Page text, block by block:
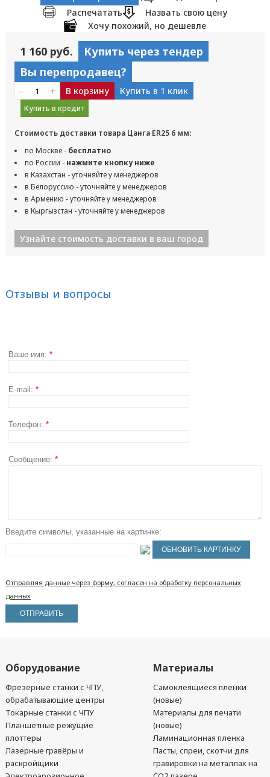
Распечатать
Назвать свою цену
Хочу похожий, но дешевле
1 160 руб.
Купить через тендер
Вы перепродавец?
– + В корзину Купить в 1 клик
Купить в кредит
Стоимость доставки товара Цанга ER25 6 мм:
по Москве - бесплатно
по России - нажмите кнопку ниже
в Казахстан - уточняйте у менеджеров
в Белоруссию - уточняйте у менеджеров
в Армению - уточняйте у менеджеров
в Кыргызстан - уточняйте у менеджеров
Узнайте стоимость доставки в ваш город
Отзывы и вопросы
Ваше имя: *
E-mail: *
Телефон: *
Сообщение: *
Введите символы, указанные на картинке:
Отправляя данные через форму, согласен на обработку персональных
данных
Оборудование
Фрезерные станки с ЧПУ,
обрабатывающие центры
Токарные станки с ЧПУ
Планшетные режущие
плоттеры
Лазерные гравёры и
раскройщики
Материалы
Самоклеящиеся пленки
(новые)
Материалы для печати
(новые)
Ламинационная пленка
Пасты, спреи, скотчи для
гравировки на металлах на